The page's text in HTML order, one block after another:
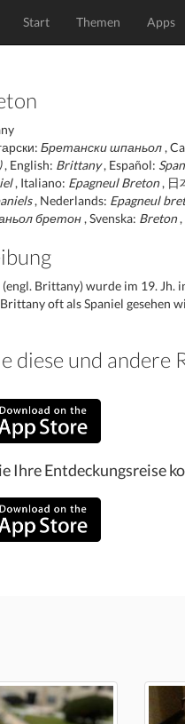
Start Themen Apps
Бретански шпаньол ,
, English: Brittany, Español:
, Italiano: Epagneul Breton, 日
, Nederlands: Epagneul
бретон , Svenska: Breton,
Brittany) wurde im 19. Jh.
oft als Spaniel gesehen
diese und andere
Ihre Entdeckungsreise